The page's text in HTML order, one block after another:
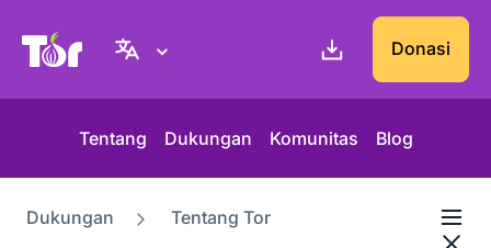
Situs web Tor Project Donasi
Tentang Dukungan Komunitas Blog
Dukungan Tentang Tor